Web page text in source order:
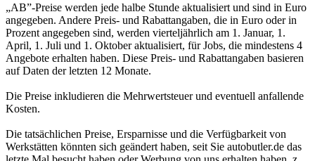
„AB”-Preise werden jede halbe Stunde aktualisiert und sind in Euro
angegeben. Andere Preis- und Rabattangaben, die in Euro oder in
Prozent angegeben sind, werden vierteljährlich am 1. Januar, 1.
April, 1. Juli und 1. Oktober aktualisiert, für Jobs, die mindestens 4
Angebote erhalten haben. Diese Preis- und Rabattangaben basieren
auf Daten der letzten 12 Monate.
Die Preise inkludieren die Mehrwertsteuer und eventuell anfallende
Kosten.
Die tatsächlichen Preise, Ersparnisse und die Verfügbarkeit von
Werkstätten könnten sich geändert haben, seit Sie autobutler.de das